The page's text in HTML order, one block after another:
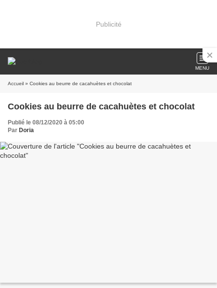
Publicité
MENU
Accueil » Cookies au beurre de cacahuètes et chocolat
Cookies au beurre de cacahuètes et chocolat
Publié le 08/12/2020 à 05:00
Par Doria